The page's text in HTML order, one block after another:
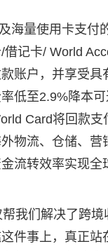
海量使用卡支付
借记卡/ World
账户，并享受具
低至2.9%降本
Card将回款支
物流、仓储、营
流转效率实现全
帮我们解决了跨
件事上，真正站